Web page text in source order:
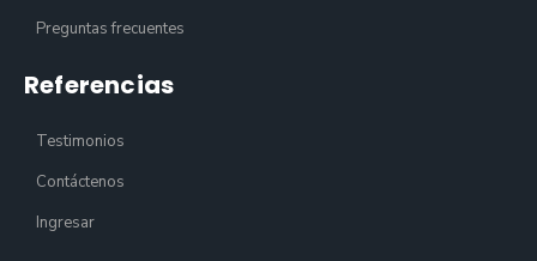
Preguntas frecuentes
Referencias
Testimonios
Contáctenos
Ingresar